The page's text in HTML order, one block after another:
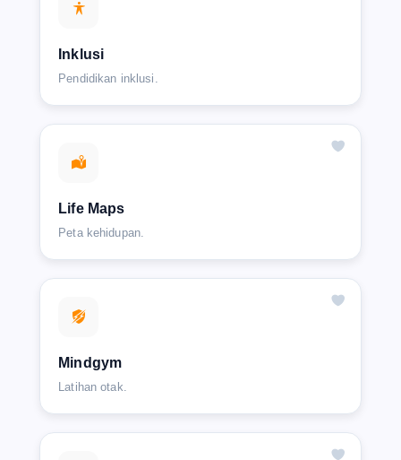
Inklusi
Pendidikan inklusi.
Life Maps
Peta kehidupan.
Mindgym
Latihan otak.